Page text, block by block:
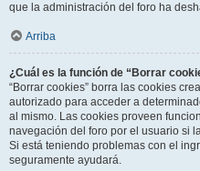
que la administración del foro ha
Arriba
¿Cuál es la función de “Borrar
“Borrar cookies” borra las cookies
autorizado para acceder a
al mismo. Las cookies proveen
navegación del foro por el usuario si
Si está teniendo problemas con el
seguramente ayudará.